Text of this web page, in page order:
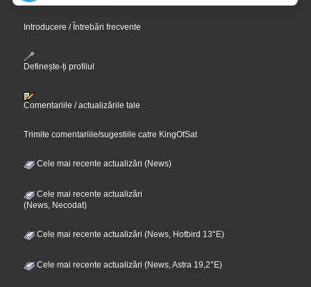
Introducere / Întrebări frecvente
Definește-ți profilul
Comentariile / actualizările tale
Trimite comentariile/sugestiile catre KingOfSat
Cele mai recente actualizări (News)
Cele mai recente actualizări
(News, Necodat)
Cele mai recente actualizări (News, Hotbird 13°E)
Cele mai recente actualizări (News, Astra 19,2°E)